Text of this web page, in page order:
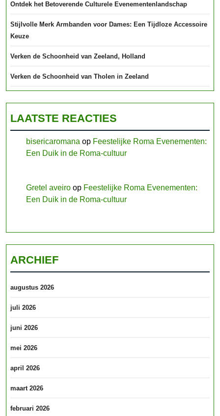
Ontdek het Betoverende Culturele Evenementenlandschap
Stijlvolle Merk Armbanden voor Dames: Een Tijdloze Accessoire
Keuze
Verken de Schoonheid van Zeeland, Holland
Verken de Schoonheid van Tholen in Zeeland
LAATSTE REACTIES
bisericaromana op Feestelijke Roma Evenementen:
Een Duik in de Roma-cultuur
Gretel aveiro op Feestelijke Roma Evenementen:
Een Duik in de Roma-cultuur
ARCHIEF
augustus 2026
juli 2026
juni 2026
mei 2026
april 2026
maart 2026
februari 2026